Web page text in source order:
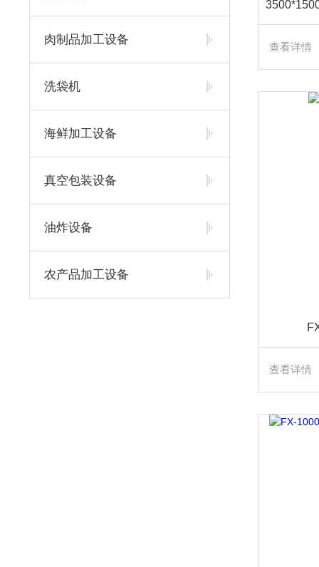
肉制品加工设备
洗袋机
海鲜加工设备
真空包装设备
油炸设备
农产品加工设备
查看详情
查看详情